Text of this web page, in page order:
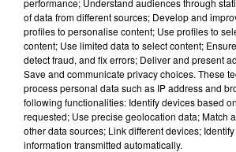
Ma ville (facultatif)
Je rédige mon message
of data from different sources; Develop and
profiles to personalise content; Use profiles to
content; Use limited data to select content;
detect fraud, and fix errors; Deliver and present
Save and communicate privacy choices. These
process personal data such as IP address and
following functionalities: Identify devices based
requested; Use precise geolocation data; Match
other data sources; Link different devices;
information transmitted automatically.